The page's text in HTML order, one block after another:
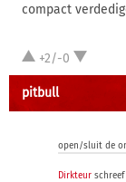
compact
+2/-0
pitbull
open/sluit de
Dirkteur